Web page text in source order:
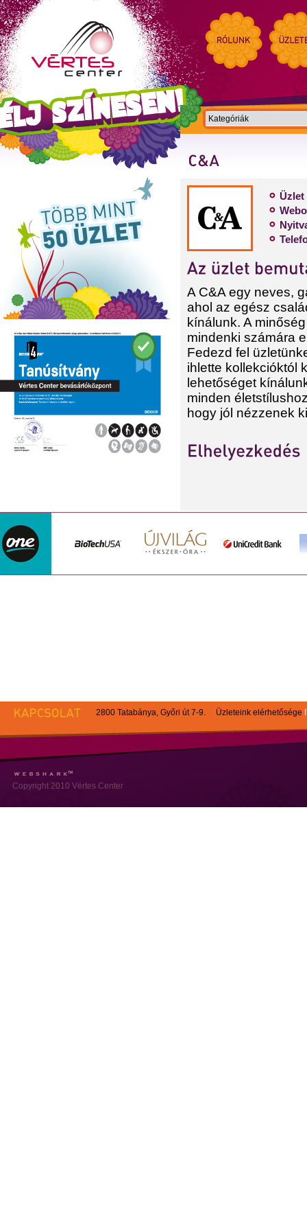
Üzlet
A C&A egy neves,
ahol az egész
kínálunk. A
mindenki számára
Fedezd fel
ihlette kollekcióktól
lehetőséget
minden
hogy jól nézzenek
2800 Tatabánya, Győri út 7-9. Üzleteink elérhetősége
Copyright 2010 Vértes Center